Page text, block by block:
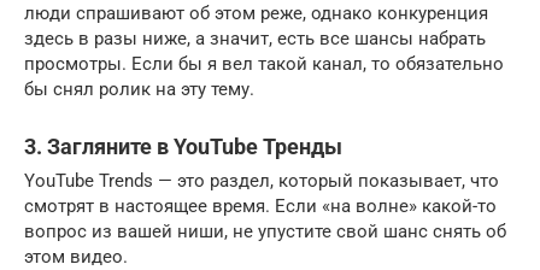
люди спрашивают об этом реже, однако конкуренция
здесь в разы ниже, а значит, есть все шансы набрать
просмотры. Если бы я вел такой канал, то обязательно
бы снял ролик на эту тему.
3. Загляните в YouTube Тренды
YouTube Trends — это раздел, который показывает, что
смотрят в настоящее время. Если «на волне» какой-то
вопрос из вашей ниши, не упустите свой шанс снять об
этом видео.